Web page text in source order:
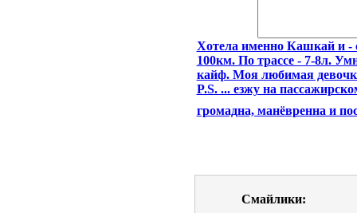
Хотела именно Кашкай и -
100км. По трассе - 7-8л.
кайф. Моя любимая
P.S. ... езжу на
громадна, манёвренна и
Смайлики: